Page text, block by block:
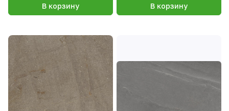
В корзину В корзину